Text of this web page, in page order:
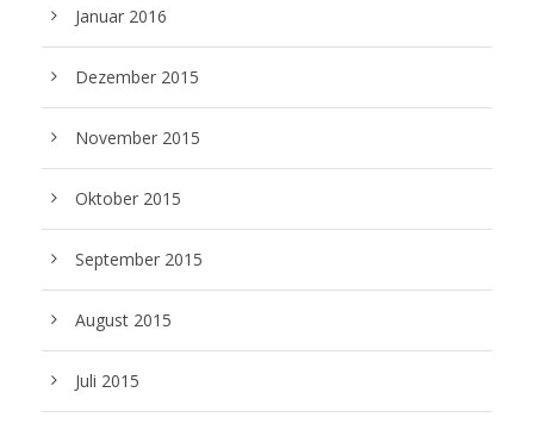
Januar 2016
Dezember 2015
November 2015
Oktober 2015
September 2015
August 2015
Juli 2015